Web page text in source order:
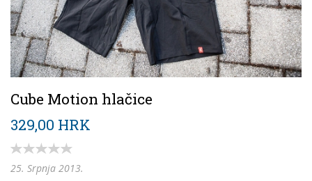
Cube Motion hlačice
329,00 HRK
25. Srpnja 2013.